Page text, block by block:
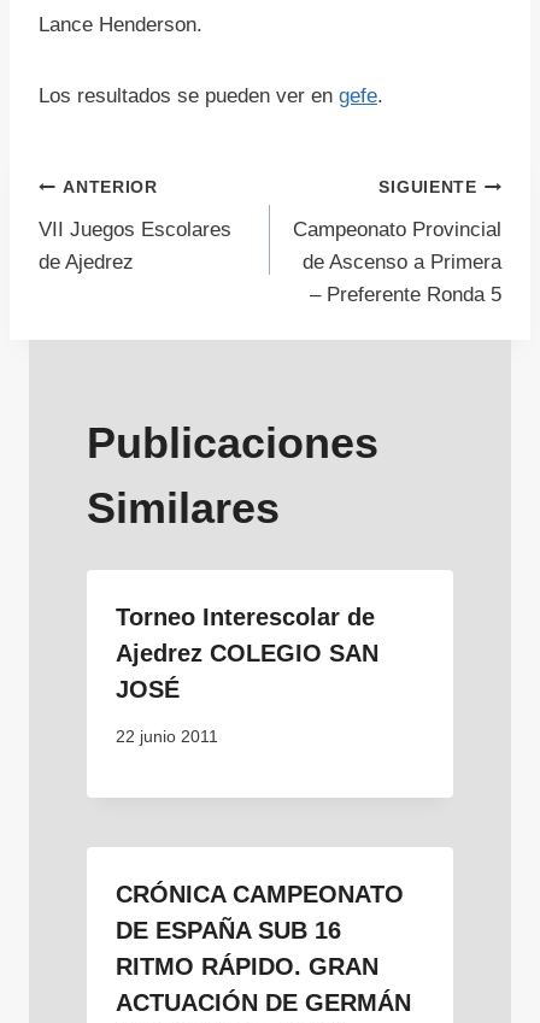
Lance Henderson.
Los resultados se pueden ver en gefe.
Navegación
de
entradas
ANTERIOR
VII Juegos Escolares
de Ajedrez
SIGUIENTE
Campeonato Provincial
de Ascenso a Primera
– Preferente Ronda 5
Publicaciones
Similares
Torneo Interescolar de
Ajedrez COLEGIO SAN
JOSÉ
22 junio 2011
CRÓNICA CAMPEONATO
DE ESPAÑA SUB 16
RITMO RÁPIDO. GRAN
ACTUACIÓN DE GERMÁN